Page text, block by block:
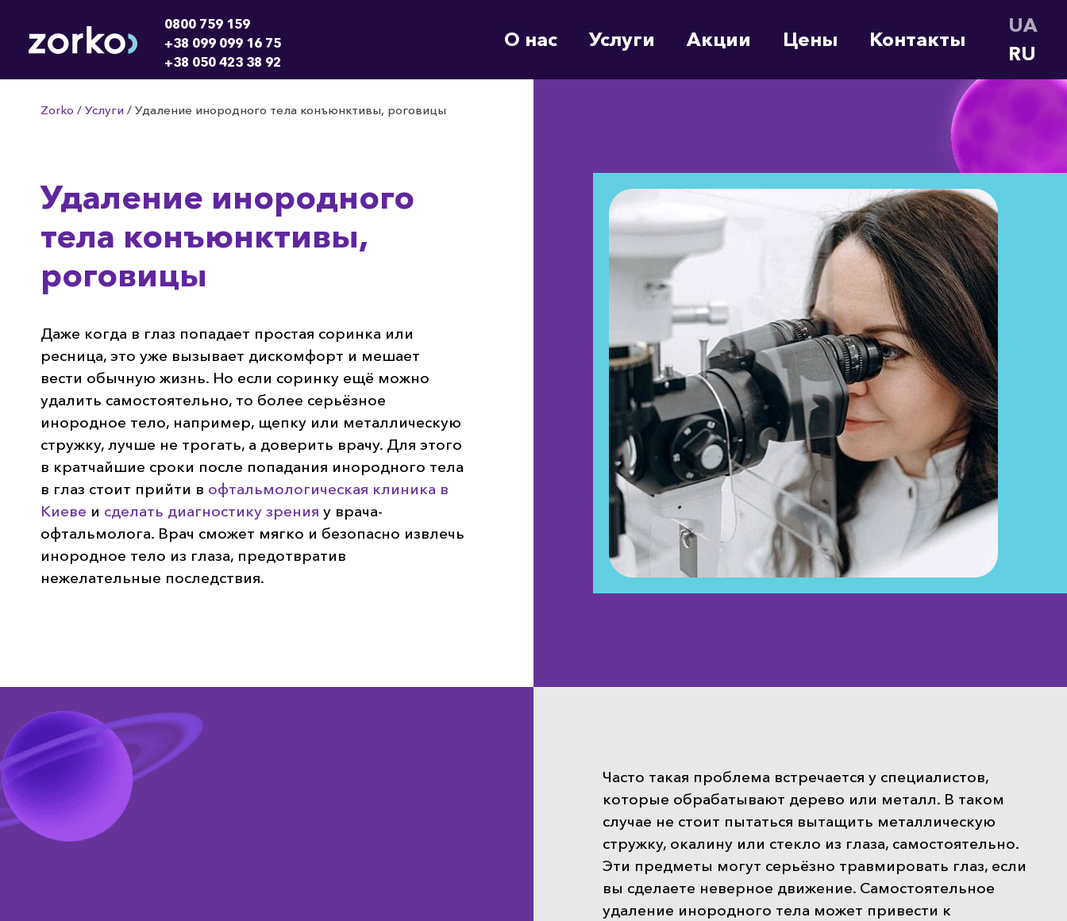
0800 759 159
+38 099 099 16 75
+38 050 423 38 92
О нас Услуги Акции Цены Контакты
UA
RU
Zorko / Услуги/ Удаление инородного тела конъюнктивы, роговицы
Удаление инородного
тела конъюнктивы,
роговицы
Даже когда в глаз попадает простая соринка или
ресница, это уже вызывает дискомфорт и мешает
вести обычную жизнь. Но если соринку ещё можно
удалить самостоятельно, то более серьёзное
инородное тело, например, щепку или металлическую
стружку, лучше не трогать, а доверить врачу. Для этого
в кратчайшие сроки после попадания инородного тела
в глаз стоит прийти в офтальмологическая клиника в
Киеве и сделать диагностику зрения у врача-
офтальмолога. Врач сможет мягко и безопасно извлечь
инородное тело из глаза, предотвратив
нежелательные последствия.
Часто такая проблема встречается у специалистов,
которые обрабатывают дерево или металл. В таком
случае не стоит пытаться вытащить металлическую
стружку, окалину или стекло из глаза, самостоятельно.
Эти предметы могут серьёзно травмировать глаз, если
вы сделаете неверное движение. Самостоятельное
удаление инородного тела может привести к